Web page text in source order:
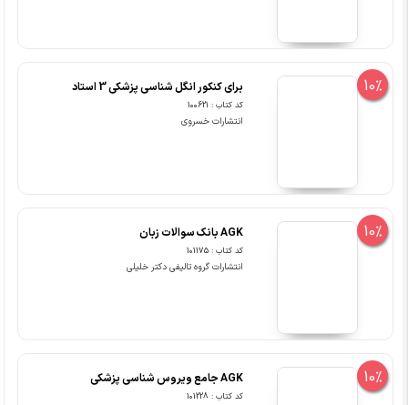
10% برای کنکور انگل شناسی پزشکی 3 استاد
کد کتاب : 100621
انتشارات خسروی
10% AGK بانک سوالات زبان
کد کتاب : 101175
انتشارات گروه تالیفی دکتر خلیلی
10% AGK جامع ویروس شناسی پزشکی
کد کتاب : 101228